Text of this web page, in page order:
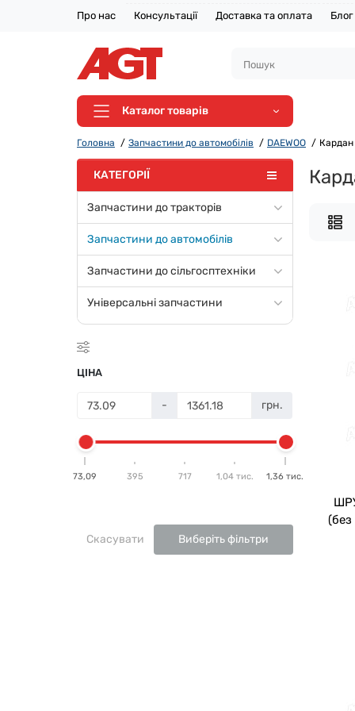
Про нас Консультації Доставка та оплата Блог
Каталог товарів
Головна Запчастини до автомобілів DAEWOO Кардан
КАТЕГОРІЇ
Запчастини до тракторів
Запчастини до автомобілів
Запчастини до сільгосптехніки
Універсальні запчастини
ЦІНА
- грн.
73,09 395 717 1,04 тис. 1,36 тис.
Скасувати Виберіть фільтри
(без